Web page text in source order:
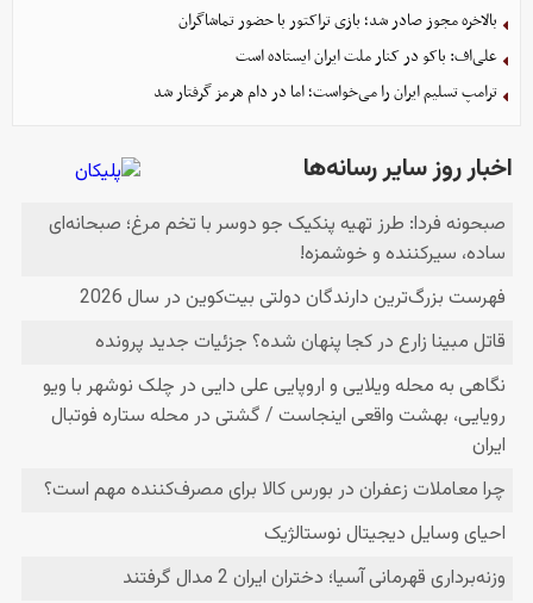
بالاخره مجوز صادر شد؛ بازی تراکتور با حضور تماشاگران
علی‌اف: باکو در کنار ملت ایران ایستاده است
ترامپ تسلیم ایران را می‌خواست؛ اما در دام هرمز گرفتار شد